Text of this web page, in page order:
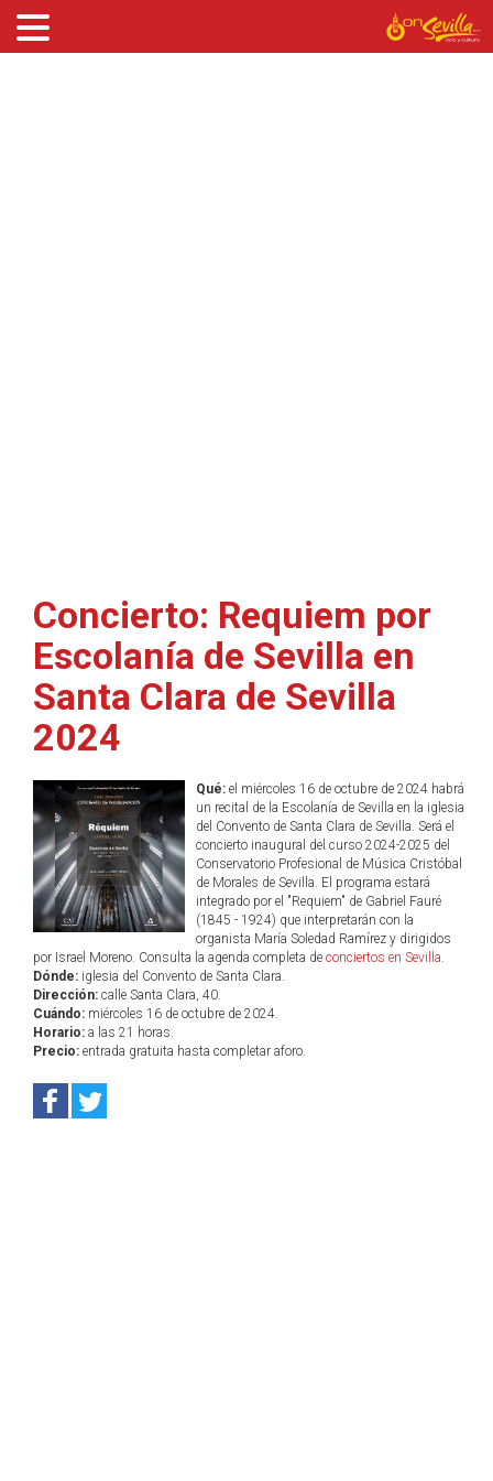
Concierto: Requiem por
Escolanía de Sevilla en
Santa Clara de Sevilla
2024
Qué:el miércoles 16 de octubre de 2024 habrá
un recital de la Escolanía de Sevilla en la iglesia
del Convento de Santa Clara de Sevilla. Será el
concierto inaugural del curso 2024-2025 del
Conservatorio Profesional de Música Cristóbal
de Morales de Sevilla. El programa estará
integrado por el "Requiem" de Gabriel Fauré
(1845 - 1924) que interpretarán con la
organista María Soledad Ramírez y dirigidos
por Israel Moreno. Consulta la agenda completa de conciertos en Sevilla.
Dónde: iglesia del Convento de Santa Clara.
Dirección: calle Santa Clara, 40.
Cuándo: miércoles 16 de octubre de 2024.
Horario: a las 21 horas.
Precio: entrada gratuita hasta completar aforo.